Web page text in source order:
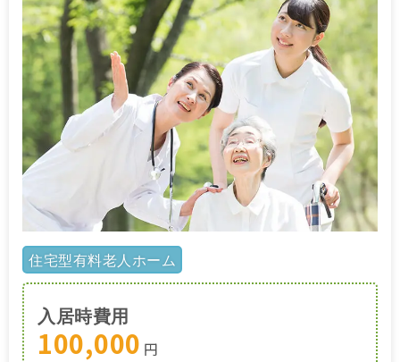
住宅型有料老人ホーム
入居時費用
100,000 円